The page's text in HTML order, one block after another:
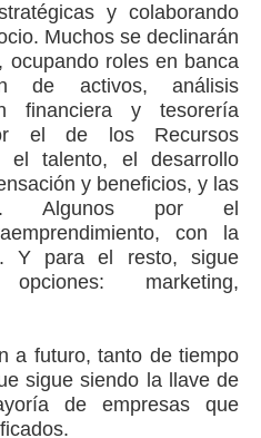
y colaborando
Muchos se declinarán
ocupando roles en banca
de activos, análisis
financiera y tesorería
el de los Recursos
el talento, el desarrollo
y beneficios, y las
Algunos por el
con la
Y para el resto, sigue
marketing,
a futuro, tanto de tiempo
sigue siendo la llave de
de empresas que